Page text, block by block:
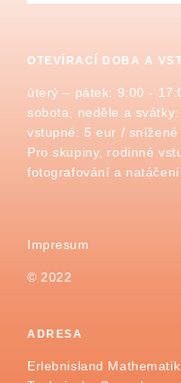
OTEVÍRACÍ DOBA A
úterý – pátek: 9:00 -
sobota, neděle a
vstupné: 5 eur /
Pro skupiny, rodinné
fotografování a
Impresum
© 2022
ADRESA
Erlebnisland Mathematik